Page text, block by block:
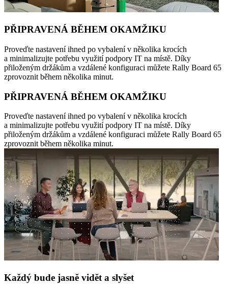
PŘIPRAVENÁ BĚHEM OKAMŽIKU
Proveďte nastavení ihned po vybalení v několika krocích
a minimalizujte potřebu využití podpory IT na místě. Díky
přiloženým držákům a vzdálené konfiguraci můžete Rally Board 65
zprovoznit během několika minut.
PŘIPRAVENÁ BĚHEM OKAMŽIKU
Proveďte nastavení ihned po vybalení v několika krocích
a minimalizujte potřebu využití podpory IT na místě. Díky
přiloženým držákům a vzdálené konfiguraci můžete Rally Board 65
zprovoznit během několika minut.
Každý bude jasně vidět a slyšet